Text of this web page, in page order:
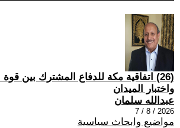
(26) اتفاقية مكة للدفاع المشترك بين قوة
واختبار الميدان
عبدالله سلمان
2026 / 8 / 7
مواضيع وابحاث سياسية